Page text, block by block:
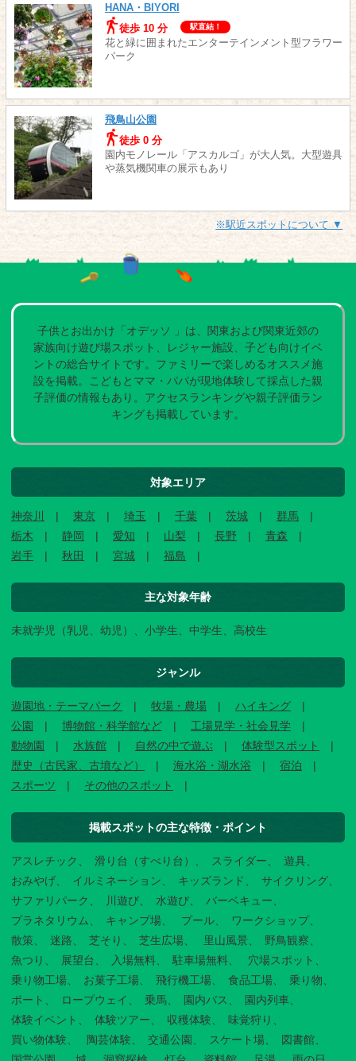
HANA・BIYORI
徒歩 10 分
駅直結！
花と緑に囲まれたエンターテインメント型フラワー
パーク
飛鳥山公園
徒歩 0 分
園内モノレール「アスカルゴ」が大人気。大型遊具
や蒸気機関車の展示もあり
※駅近スポットについて ▼
子供とお出かけ「オデッソ 」は、関東および関東近郊の
家族向け遊び場スポット、レジャー施設、子ども向けイベ
ントの総合サイトです。ファミリーで楽しめるオススメ施
設を掲載。こどもとママ・パパが現地体験して採点した親
子評価の情報もあり。アクセスランキングや親子評価ラン
キングも掲載しています。
対象エリア
神奈川 東京 埼玉 千葉 茨城
群馬
栃木
静岡 愛知 山梨 長野
青森
岩手
秋田 宮城 福島
主な対象年齢
未就学児（乳児、幼児）、小学生、中学生、高校生
ジャンル
遊園地・テーマパーク 牧場・農場
ハイキング
公園
博物館・科学館など
工場見学・社会見学
動物園
水族館 自然の中で遊ぶ
体験型スポット
歴史（古民家、古墳など）
海水浴・湖水浴
宿泊
スポーツ
その他のスポット
掲載スポットの主な特徴・ポイント
アスレチック 滑り台（すべり台） スライダー
遊具
おみやげ
イルミネーション キッズランド
サイクリング
サファリパーク
川遊び 水遊び
バーベキュー
プラネタリウム
キャンプ場 プール
ワークショップ
散策
迷路 芝そり 芝生広場 里山風景
野鳥観察
魚つり
展望台 入場無料 駐車場無料
穴場スポット
乗り物工場
お菓子工場 飛行機工場 食品工場
乗り物
ボート
ロープウェイ 乗馬 園内バス
園内列車
体験イベント
体験ツアー 収穫体験
味覚狩り
買い物体験
陶芸体験 交通公園 スケート場
図書館